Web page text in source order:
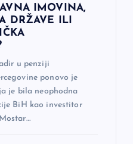
IMOVINA,
DRŽAVE ILI
u penziji
ponovo je
je bila neophodna
BiH kao investitor